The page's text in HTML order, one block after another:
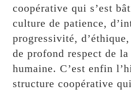
coopérative qui s’est
culture de patience,
progressivité,
de profond respect de la
humaine. C’est enfin
structure coopérative